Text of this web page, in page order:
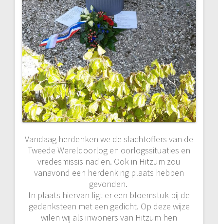
Vandaag herdenken we de slachtoffers van de
Tweede Wereldoorlog en oorlogssituaties en
vredesmissis nadien. Ook in Hitzum zou
vanavond een herdenking plaats hebben
gevonden.
In plaats hiervan ligt er een bloemstuk bij de
gedenksteen met een gedicht. Op deze wijze
wilen wij als inwoners van Hitzum hen